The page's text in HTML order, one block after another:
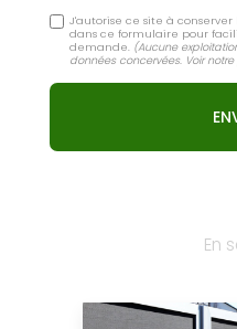
J'autorise ce site à
dans ce formulaire pour
demande. (Aucune
données concervées. Voir notre
En